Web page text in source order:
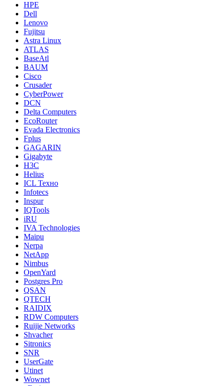
HPE
Dell
Lenovo
Fujitsu
Astra Linux
ATLAS
BaseAtl
BAUM
Cisco
Crusader
CyberPower
DCN
Delta Computers
EcoRouter
Evada Electronics
Fplus
GAGARIN
Gigabyte
H3C
Helius
ICL Техно
Infotecs
Inspur
IQTools
iRU
IVA Technologies
Maipu
Nerpa
NetApp
Nimbus
OpenYard
Postgres Pro
QSAN
QTECH
RAIDIX
RDW Computers
Ruijie Networks
Shvacher
Sitronics
SNR
UserGate
Utinet
Wownet